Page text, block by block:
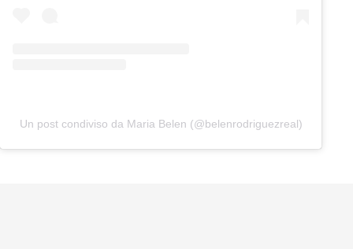
Un post condiviso da Maria Belen (@belenrodriguezreal)